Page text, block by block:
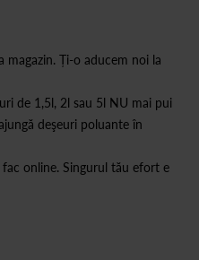
magazin. Ți-o aducem noi la
de 1,5l, 2l sau 5l NU mai pui
deşeuri poluante în
online. Singurul tău efort e